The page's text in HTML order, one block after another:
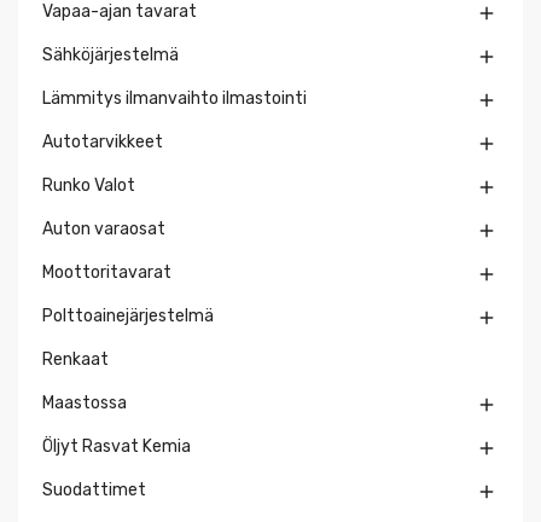
Vapaa-ajan tavarat 
Sähköjärjestelmä 
Lämmitys ilmanvaihto ilmastointi 
Autotarvikkeet 
Runko Valot 
Auton varaosat 
Moottoritavarat 
Polttoainejärjestelmä 
Renkaat
Maastossa 
Öljyt Rasvat Kemia 
Suodattimet 